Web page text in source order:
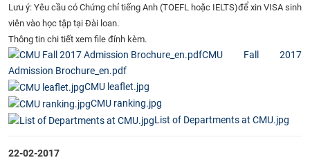
Lưu ý: Yêu cầu có Chứng chỉ tiếng Anh (TOEFL hoặc IELTS)để xin VISA sinh
viên vào học tập tại Đài loan.
Thông tin chi tiết xem file đính kèm.
CMU Fall 2017
Admission Brochure_en.pdf
CMU leaflet.jpg
CMU ranking.jpg
List of Departments at CMU.jpg
22-02-2017